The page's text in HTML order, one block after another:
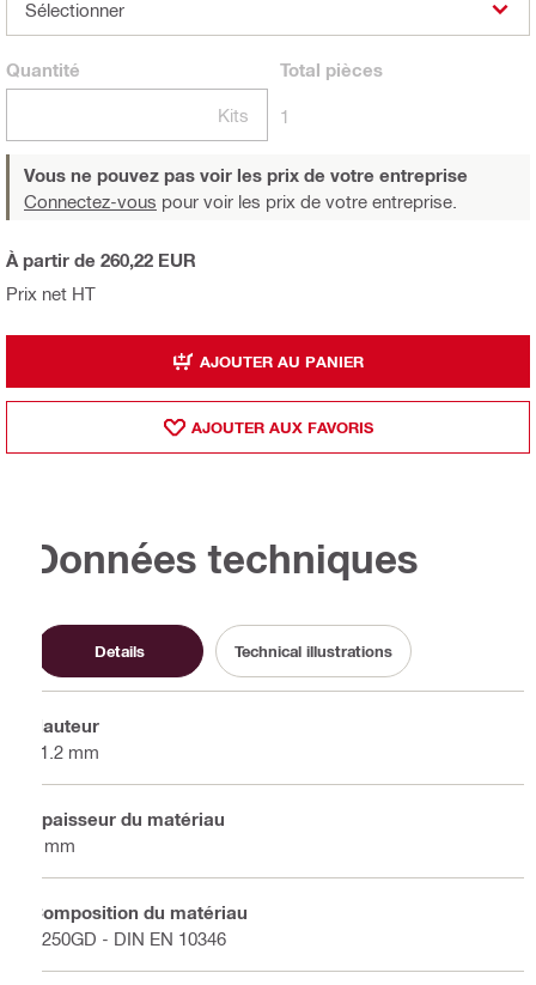
Sélectionner
Quantité
Kits
Total pièces
1
Vous ne pouvez pas voir les prix de votre entreprise
Connectez-vous pour voir les prix de votre entreprise.
Prix net HT
À partir de 260,22 EUR
AJOUTER AU PANIER
AJOUTER AUX FAVORIS
Données techniques
Details Technical illustrations
Hauteur
41.2 mm
Épaisseur du matériau
2 mm
Composition du matériau
S250GD - DIN EN 10346